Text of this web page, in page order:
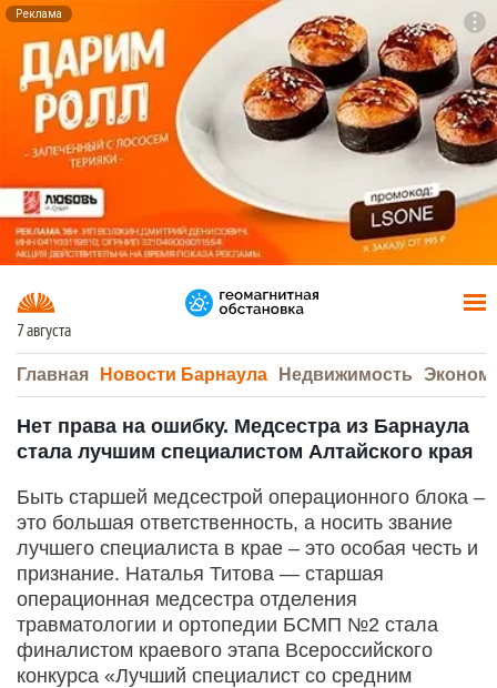
Реклама
7 августа
Главная Новости Барнаула Недвижимость
Нет права на ошибку. Медсестра из Барнаула
стала лучшим специалистом Алтайского края
Быть старшей медсестрой операционного блока –
это большая ответственность, а носить звание
лучшего специалиста в крае – это особая честь и
признание. Наталья Титова — старшая
операционная медсестра отделения
травматологии и ортопедии БСМП №2 стала
финалистом краевого этапа Всероссийского
конкурса «Лучший специалист со средним